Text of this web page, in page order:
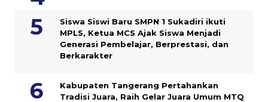
Siswa Siswi Baru SMPN 1 Sukadiri ikuti
MPLS, Ketua MCS Ajak Siswa Menjadi
Generasi Pembelajar, Berprestasi, dan
Berkarakter
Kabupaten Tangerang Pertahankan
Tradisi Juara, Raih Gelar Juara Umum MTQ